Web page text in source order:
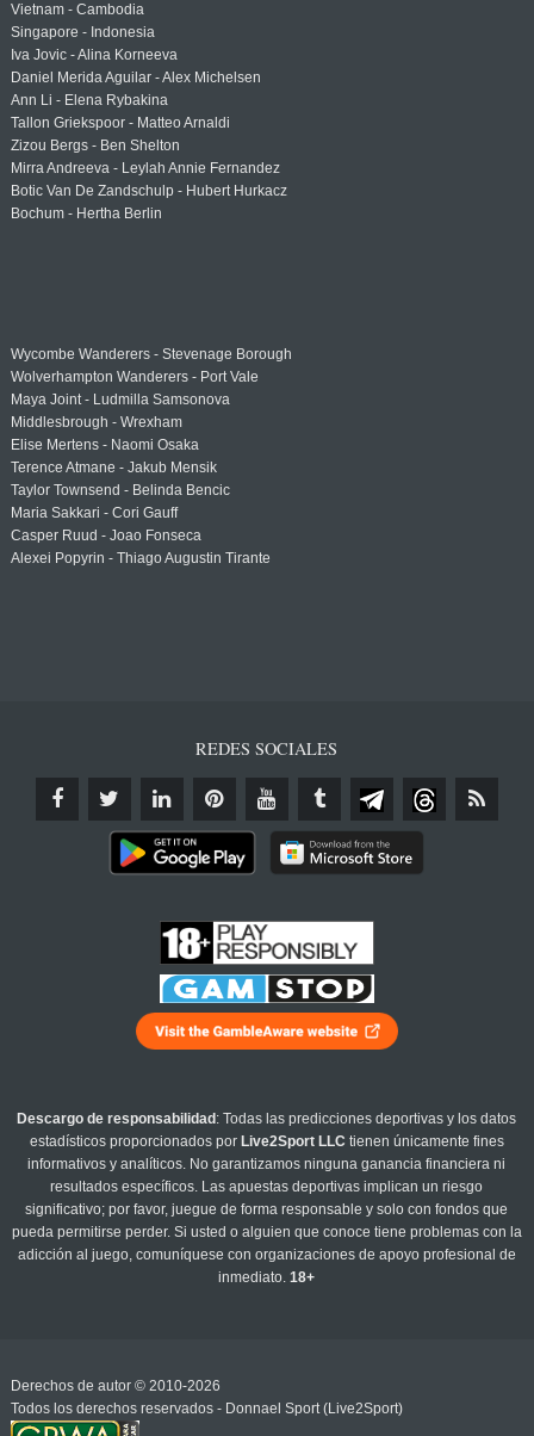
Vietnam - Cambodia
Singapore - Indonesia
Iva Jovic - Alina Korneeva
Daniel Merida Aguilar - Alex Michelsen
Ann Li - Elena Rybakina
Tallon Griekspoor - Matteo Arnaldi
Zizou Bergs - Ben Shelton
Mirra Andreeva - Leylah Annie Fernandez
Botic Van De Zandschulp - Hubert Hurkacz
Bochum - Hertha Berlin
Wycombe Wanderers - Stevenage Borough
Wolverhampton Wanderers - Port Vale
Maya Joint - Ludmilla Samsonova
Middlesbrough - Wrexham
Elise Mertens - Naomi Osaka
Terence Atmane - Jakub Mensik
Taylor Townsend - Belinda Bencic
Maria Sakkari - Cori Gauff
Casper Ruud - Joao Fonseca
Alexei Popyrin - Thiago Augustin Tirante
REDES SOCIALES
Descargo de responsabilidad : Todas las predicciones deportivas y los datos
estadísticos proporcionados por Live2Sport LLC tienen únicamente fines
informativos y analíticos. No garantizamos ninguna ganancia financiera ni
resultados específicos. Las apuestas deportivas implican un riesgo
significativo; por favor, juegue de forma responsable y solo con fondos que
pueda permitirse perder. Si usted o alguien que conoce tiene problemas con la
adicción al juego, comuníquese con organizaciones de apoyo profesional de
inmediato.18+
Derechos de autor © 2010-2026
Todos los derechos reservados - Donnael Sport (Live2Sport)